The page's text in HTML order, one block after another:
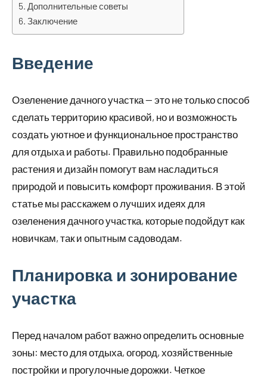
Дополнительные советы
Заключение
Введение
Озеленение дачного участка — это не только способ
сделать территорию красивой, но и возможность
создать уютное и функциональное пространство
для отдыха и работы. Правильно подобранные
растения и дизайн помогут вам насладиться
природой и повысить комфорт проживания. В этой
статье мы расскажем о лучших идеях для
озеленения дачного участка, которые подойдут как
новичкам, так и опытным садоводам.
Планировка и зонирование
участка
Перед началом работ важно определить основные
зоны: место для отдыха, огород, хозяйственные
постройки и прогулочные дорожки. Четкое